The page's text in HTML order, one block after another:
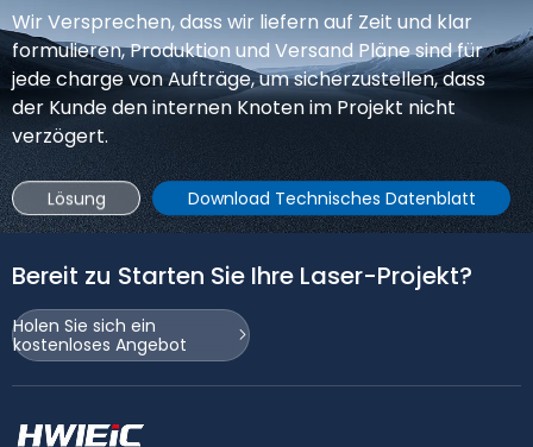
Wir Versprechen, dass wir liefern auf Zeit und klar
formulieren, Produktion und Versand Pläne sind für
jede charge von Aufträge, um sicherzustellen, dass
der Kunde den internen Knoten im Projekt nicht
verzögert.
Lösung Download Technisches Datenblatt
Bereit zu Starten Sie Ihre Laser-Projekt?
Holen Sie sich ein
kostenloses Angebot